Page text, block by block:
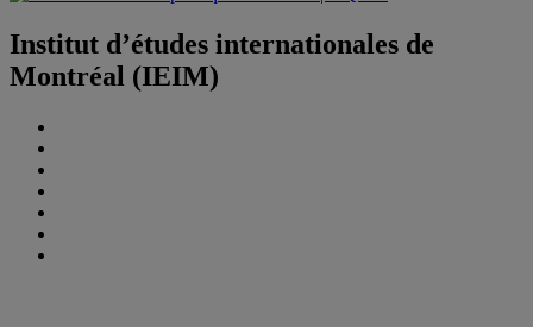
Institut d’études internationales de
Montréal (IEIM)